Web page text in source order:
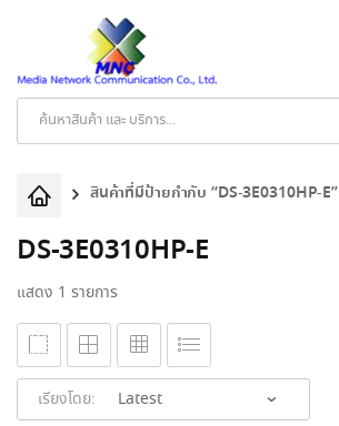
สินค้าที่มีป้ายกำกับ “DS-3E0310HP-E”
DS-3E0310HP-E
แสดง 1 รายการ
เรียงโดย: